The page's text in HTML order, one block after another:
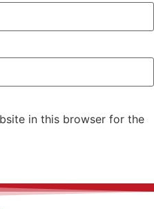
in this browser for the